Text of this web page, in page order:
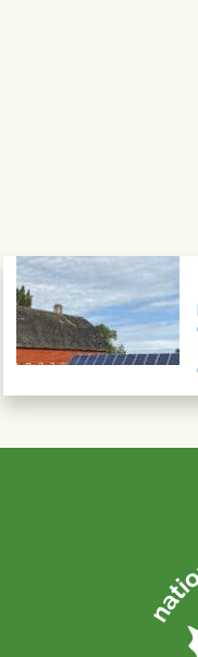
Navigation